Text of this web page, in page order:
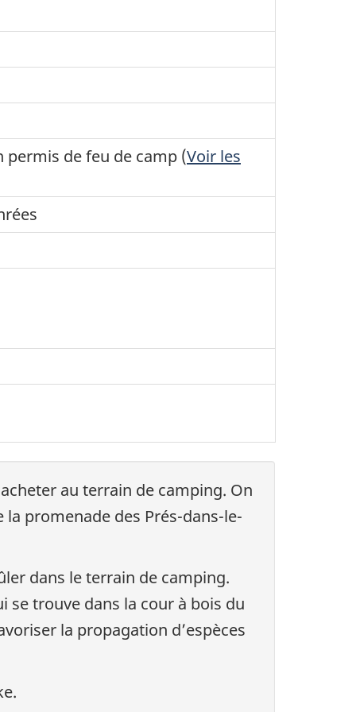
permis de feu de camp (Voir les
au terrain de camping. On
promenade des Prés-dans-le-
dans le terrain de camping.
se trouve dans la cour à bois du
la propagation d’espèces